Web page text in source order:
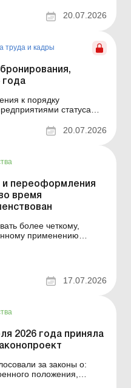
изменения к
постановлением
20.07.2026
труда и кадры
года
к порядку
статуса
изменения к Порядку
КМУ от
20.07.2026
и переоформления
время
более четкому,
применению
прав
их
17.07.2026
2026 года приняла
за законы о:
положения,